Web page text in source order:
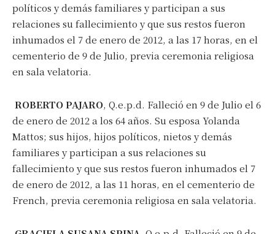
políticos y demás familiares y participan a sus
relaciones su fallecimiento y que sus restos fueron
inhumados el 7 de enero de 2012, a las 17 horas, en el
cementerio de 9 de Julio, previa ceremonia religiosa
en sala velatoria.
ROBERTO PAJARO, Q.e.p.d. Falleció en 9 de Julio el 6
de enero de 2012 a los 64 años. Su esposa Yolanda
Mattos; sus hijos, hijos políticos, nietos y demás
familiares y participan a sus relaciones su
fallecimiento y que sus restos fueron inhumados el 7
de enero de 2012, a las 11 horas, en el cementerio de
French, previa ceremonia religiosa en sala velatoria.